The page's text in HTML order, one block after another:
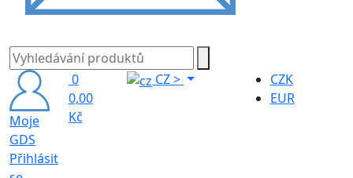
Moje
GDS
Přihlásit
0
0,00
Kč
CZ>
CZK
EUR